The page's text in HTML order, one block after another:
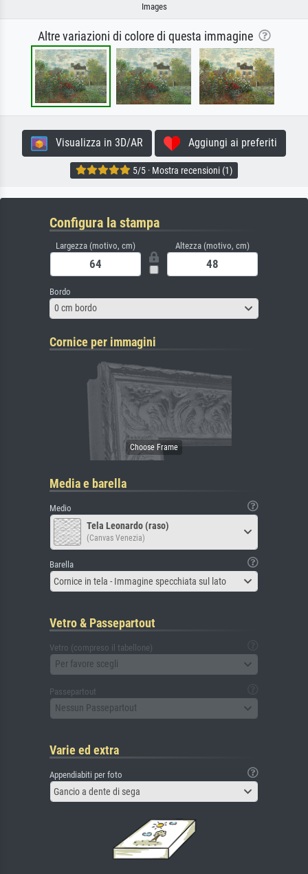
Images
Altre variazioni di colore di questa immagine
Visualizza in 3D/AR Aggiungi ai preferiti
5/5 · Mostra recensioni (1)
Configura la stampa
Largezza (motivo, cm) Altezza (motivo, cm)
Bordo
0 cm bordo
Cornice per immagini
Media e barella
Medio
Tela Leonardo (raso)
(Canvas Venezia)
Barella
Cornice in tela - Immagine specchiata sul lato
Vetro & Passepartout
Vetro (compreso il tabellone)
Per favore scegli
Passepartout
Nessun Passepartout
Varie ed extra
Appendiabiti per foto
Gancio a dente di sega